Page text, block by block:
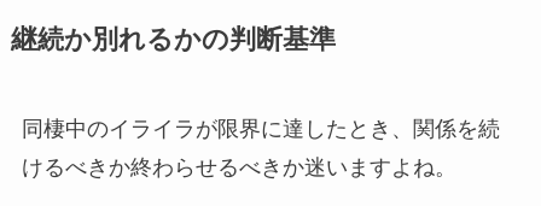
継続か別れるかの判断基準
同棲中のイライラが限界に達したとき、関係を続
けるべきか終わらせるべきか迷いますよね。